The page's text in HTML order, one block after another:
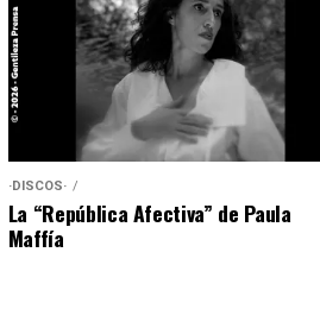
·DISCOS·
La “República Afectiva” de Paula
Maffía